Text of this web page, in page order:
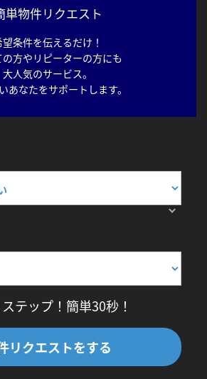
単物件リクエスト
望条件を伝えるだけ！
方やリピーターの方にも
大人気のサービス。
あなたをサポートします。
テップ！簡単30秒！
リクエストをする